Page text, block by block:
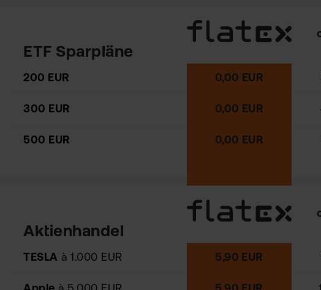
ETF Sparpläne
200 EUR 0,00 EUR
300 EUR 0,00 EUR
500 EUR 0,00 EUR
Aktienhandel
TESLA à 1.000 EUR 5,90 EUR